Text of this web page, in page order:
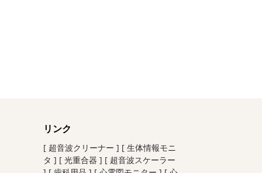
リンク
[ 超音波クリーナー ] [ 生体情報モニ
タ ] [ 光重合器 ] [ 超音波スケーラー